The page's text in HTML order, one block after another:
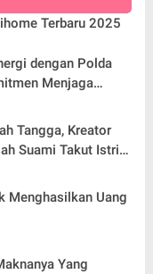
Terbaru 2025
dengan Polda
Menjaga
Jelang HUT
Tangga, Kreator
Suami Takut Istri
Menghasilkan Uang
Yang